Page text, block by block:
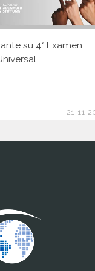
su 4° Examen
21-11-